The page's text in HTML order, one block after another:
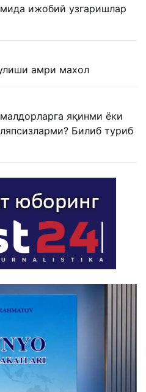
ижобий узгаришлар
амри махол
яқинми ёки
Билиб туриб